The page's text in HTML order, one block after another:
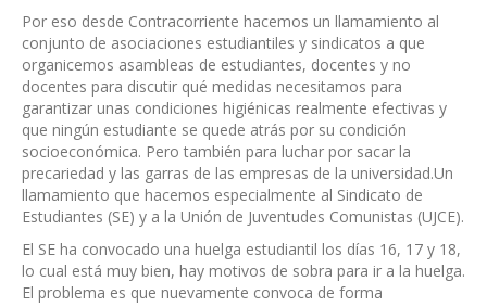
Por eso desde Contracorriente hacemos un llamamiento al
conjunto de asociaciones estudiantiles y sindicatos a que
organicemos asambleas de estudiantes, docentes y no
docentes para discutir qué medidas necesitamos para
garantizar unas condiciones higiénicas realmente efectivas y
que ningún estudiante se quede atrás por su condición
socioeconómica. Pero también para luchar por sacar la
precariedad y las garras de las empresas de la universidad.Un
llamamiento que hacemos especialmente al Sindicato de
Estudiantes (SE) y a la Unión de Juventudes Comunistas (UJCE).
El SE ha convocado una huelga estudiantil los días 16, 17 y 18,
lo cual está muy bien, hay motivos de sobra para ir a la huelga.
El problema es que nuevamente convoca de forma